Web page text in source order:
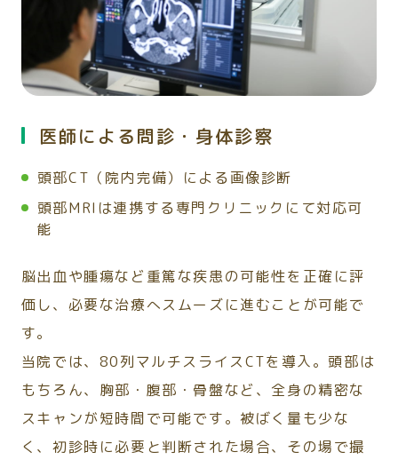
医師による問診・身体診察
頭部CT（院内完備）による画像診断
頭部MRIは連携する専門クリニックにて対応可
能
脳出血や腫瘍など重篤な疾患の可能性を正確に評
価し、必要な治療へスムーズに進むことが可能で
す。
当院では、80列マルチスライスCTを導入。頭部は
もちろん、胸部・腹部・骨盤など、全身の精密な
スキャンが短時間で可能です。被ばく量も少な
く、初診時に必要と判断された場合、その場で撮